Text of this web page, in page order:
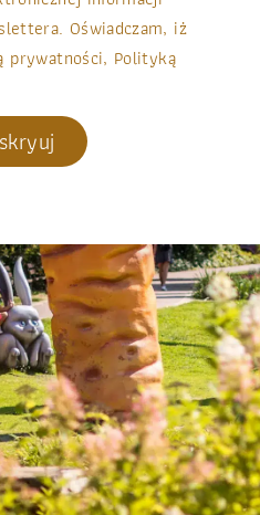
Oświadczam, iż
prywatności, Polityką